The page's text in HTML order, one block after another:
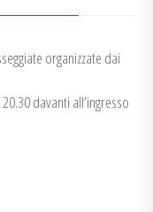
organizzate dai
davanti all’ingresso